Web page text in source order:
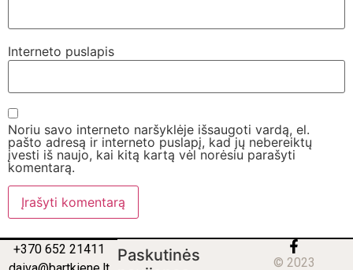
Interneto puslapis
Noriu savo interneto naršyklėje išsaugoti vardą, el.
pašto adresą ir interneto puslapį, kad jų nebereiktų
įvesti iš naujo, kai kitą kartą vėl norėsiu parašyti
komentarą.
+370 652 21411
Paskutinės
© 2023